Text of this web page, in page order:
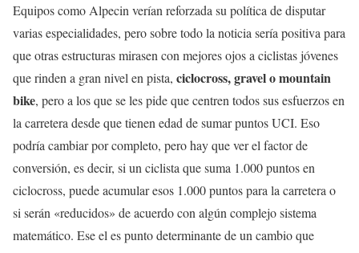
Equipos como Alpecin verían reforzada su política de disputar
varias especialidades, pero sobre todo la noticia sería positiva para
que otras estructuras mirasen con mejores ojos a ciclistas jóvenes
que rinden a gran nivel en pista, ciclocross, gravel o mountain
bike, pero a los que se les pide que centren todos sus esfuerzos en
la carretera desde que tienen edad de sumar puntos UCI. Eso
podría cambiar por completo, pero hay que ver el factor de
conversión, es decir, si un ciclista que suma 1.000 puntos en
ciclocross, puede acumular esos 1.000 puntos para la carretera o
si serán «reducidos» de acuerdo con algún complejo sistema
matemático. Ese el es punto determinante de un cambio que